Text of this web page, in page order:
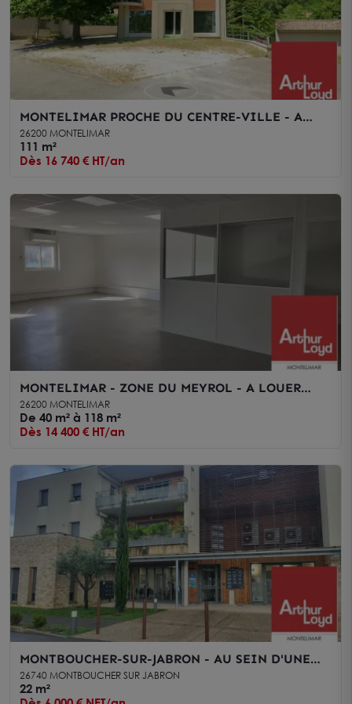
MONTELIMAR PROCHE DU CENTRE-VILLE - A
LOUER - BUREAUX EN RDC LUMINEUX AVEC
PARKING
26200 MONTELIMAR
111 m²
Dès 16 740 € HT/an
MONTELIMAR - ZONE DU MEYROL - A LOUER
PLATEAU DE BUREAUX DE 118 M2 DIVISIBLE
26200 MONTELIMAR
De 40 m² à 118 m²
Dès 14 400 € HT/an
MONTBOUCHER-SUR-JABRON - AU SEIN D'UNE
MAISON MÉDICALE - A LOUER - LOCAL
PROFESSIONNEL D'ENVIRON 21,70 m2 AU REZ-
26740 MONTBOUCHER SUR JABRON
22 m²